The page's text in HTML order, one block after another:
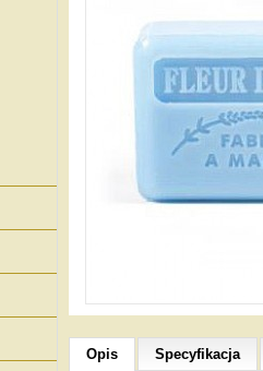
Opis Specyfikacja